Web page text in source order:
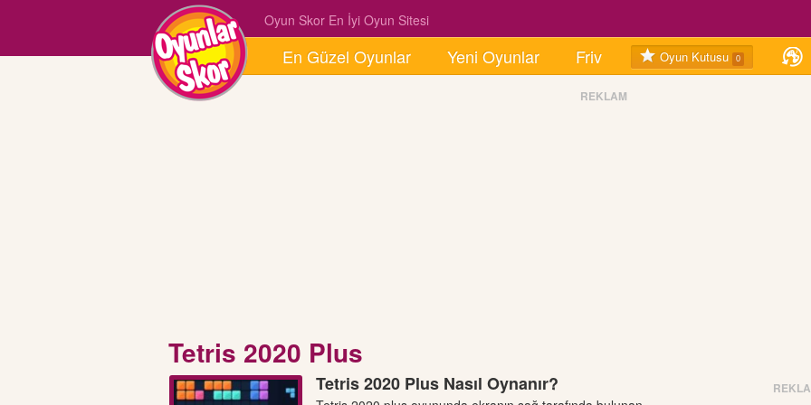
En Güzel Oyunlar Yeni Oyunlar Friv Oyun Kutusu 0
Oyun Skor En İyi Oyun Sitesi
REKLAM
Tetris 2020 Plus
Tetris 2020 Plus Nasıl Oynanır?